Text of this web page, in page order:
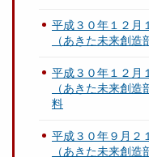
平成３０年１２
（あきた未来創
平成３０年１２
（あきた未来創
料
平成３０年９月
（あきた未来創